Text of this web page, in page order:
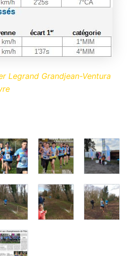
Legrand Grandjean-Ventura